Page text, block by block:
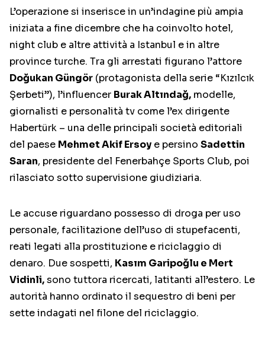
L’operazione si inserisce in un’indagine più ampia
iniziata a fine dicembre che ha coinvolto hotel,
night club e altre attività a Istanbul e in altre
province turche. Tra gli arrestati figurano l’attore
Doğukan Güngör (protagonista della serie “Kızılcık
Şerbeti”), l’influencer Burak Altındağ, modelle,
giornalisti e personalità tv come l’ex dirigente
Habertürk – una delle principali società editoriali
del paese Mehmet Akif Ersoy e persino Sadettin
Saran, presidente del Fenerbahçe Sports Club, poi
rilasciato sotto supervisione giudiziaria.
Le accuse riguardano possesso di droga per uso
personale, facilitazione dell’uso di stupefacenti,
reati legati alla prostituzione e riciclaggio di
denaro. Due sospetti, Kasım Garipoğlu e Mert
Vidinli,sono tuttora ricercati, latitanti all’estero. Le
autorità hanno ordinato il sequestro di beni per
sette indagati nel filone del riciclaggio.